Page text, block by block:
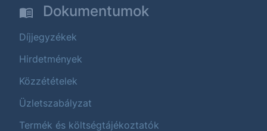
Dokumentumok
Díjjegyzékek
Hirdetmények
Közzétételek
Üzletszabályzat
Termék és költségtájékoztatók